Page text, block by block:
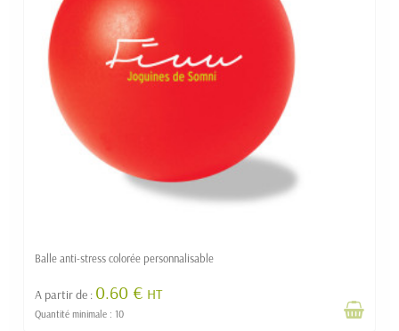
Balle anti-stress colorée personnalisable
A partir de : 0.60 € HT
Quantité minimale : 10